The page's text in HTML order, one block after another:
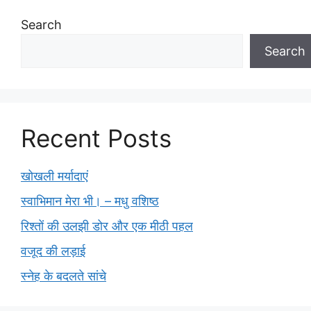
Search
Search
Recent Posts
खोखली मर्यादाएं
स्वाभिमान मेरा भी। – मधु वशिष्ठ
रिश्तों की उलझी डोर और एक मीठी पहल
वजूद की लड़ाई
स्नेह के बदलते सांचे